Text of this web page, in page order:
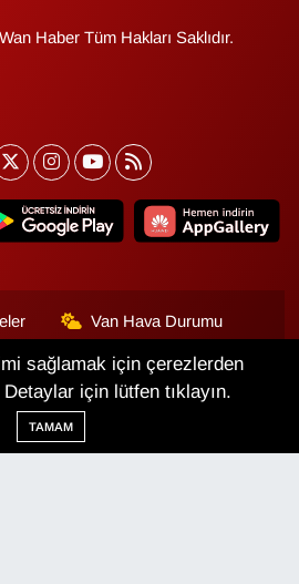
Haber Tüm Hakları Saklıdır.
Van Hava Durumu
Van Trafik Yoğunluk
Haritası
sağlamak için çerezlerden
için lütfen tıklayın.
TAMAM